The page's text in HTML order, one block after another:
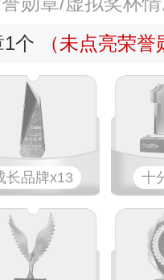
个
（未点亮荣
长品牌x13 十